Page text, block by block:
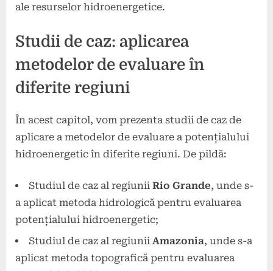
ale resurselor hidroenergetice.
Studii de caz: aplicarea
metodelor de evaluare în
diferite regiuni
În acest capitol, vom prezenta studii de caz de
aplicare a metodelor de evaluare a potențialului
hidroenergetic în diferite regiuni. De pildă:
Studiul de caz al regiunii Rio Grande, unde s-
a aplicat metoda hidrologică pentru evaluarea
potențialului hidroenergetic;
Studiul de caz al regiunii Amazonia, unde s-a
aplicat metoda topografică pentru evaluarea